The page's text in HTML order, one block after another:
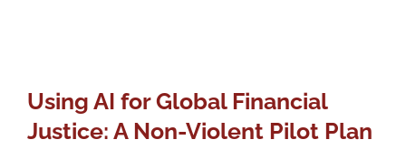
Using AI for Global Financial
Justice: A Non-Violent Pilot Plan